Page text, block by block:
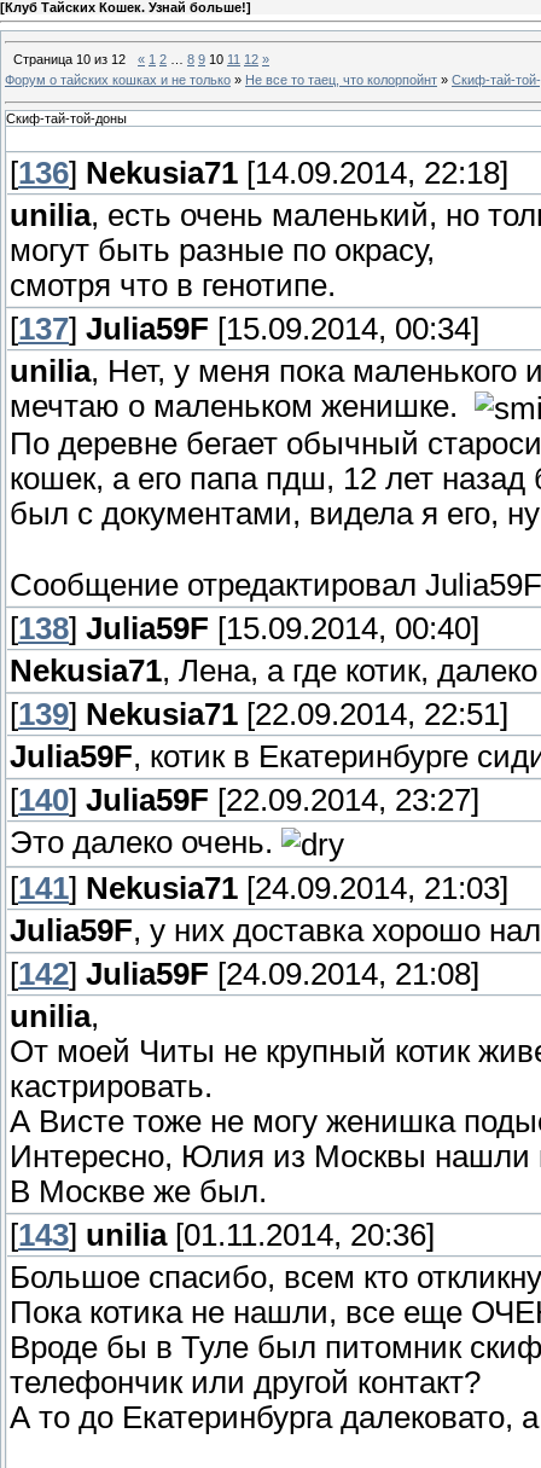
[Клуб Тайских Кошек. Узнай больше!]
Страница 10 из 12 « 1 2 8 9 10 11 12 »
Форум о тайских кошках и не только » Не все то таец, что колорпойнт » Скиф-тай-
Скиф-тай-той-доны
[136] Nekusia71 [14.09.2014, 22:18]
unilia, есть очень маленький, но
могут быть разные по окрасу,
смотря что в генотипе.
[137] Julia59F [15.09.2014, 00:34]
unilia, Нет, у меня пока
мечтаю о маленьком женишке.
По деревне бегает обычный
кошек, а его папа пдш, 12 лет
был с документами, видела я его,
Сообщение отредактировал Julia59F
[138] Julia59F [15.09.2014, 00:40]
Nekusia71, Лена, а где котик,
[139] Nekusia71 [22.09.2014, 22:51]
Julia59F, котик в Екатеринбурге
[140] Julia59F [22.09.2014, 23:27]
Это далеко очень.
[141] Nekusia71 [24.09.2014, 21:03]
Julia59F, у них доставка хорошо
[142] Julia59F [24.09.2014, 21:08]
unilia,
От моей Читы не крупный котик
кастрировать.
А Висте тоже не могу женишка
Интересно, Юлия из Москвы нашли
В Москве же был.
[143] unilia[01.11.2014, 20:36]
Большое спасибо, всем кто
Пока котика не нашли, все еще
Вроде бы в Туле был питомник
телефончик или другой контакт?
А то до Екатеринбурга